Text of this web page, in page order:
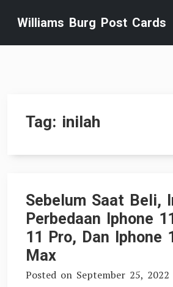
content
Williams Burg Post Cards
Tag: inilah
Sebelum Saat Beli,
Perbedaan Iphone
11 Pro, Dan Iphone
Max
Posted on September 25, 2022